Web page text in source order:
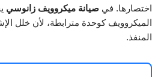
اختصارها. في صيانة ميكروويف زانوسي
الميكروويف كوحدة مترابطة، لأن خلل
المنفذ.